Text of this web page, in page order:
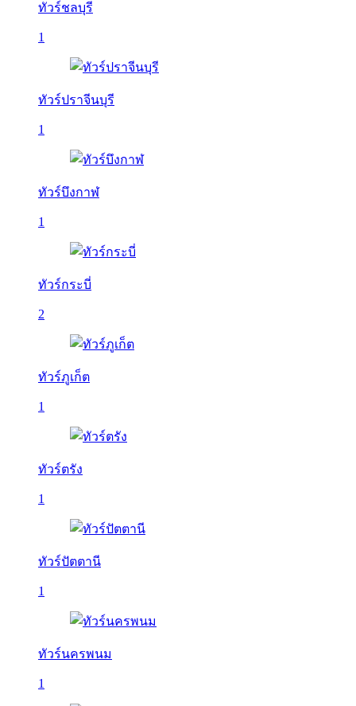
ทัวร์ชลบุรี
1
ทัวร์ปราจีนบุรี
1
ทัวร์บึงกาฬ
1
ทัวร์กระบี่
2
ทัวร์ภูเก็ต
1
ทัวร์ตรัง
1
ทัวร์ปัตตานี
1
ทัวร์นครพนม
1